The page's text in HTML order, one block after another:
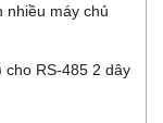
nhiều máy chủ
cho RS-485 2 dây